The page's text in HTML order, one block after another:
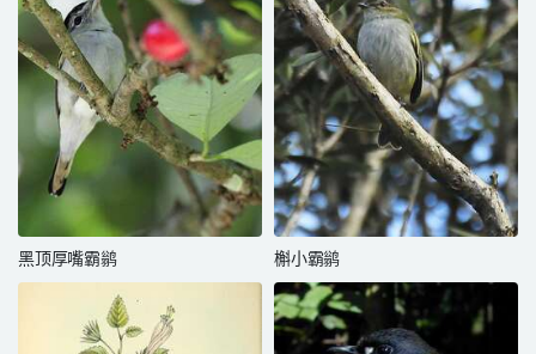
黑顶厚嘴霸鹟 槲小霸鹟